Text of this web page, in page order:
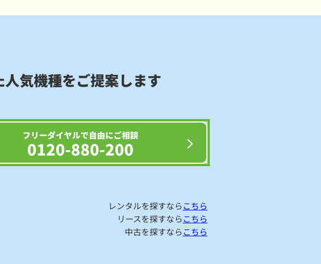
人気機種をご提案します
フリーダイヤルで自由にご相談
0120-880-200
レンタルを探すなら こちら
リースを探すなら こちら
中古を探すなら こちら